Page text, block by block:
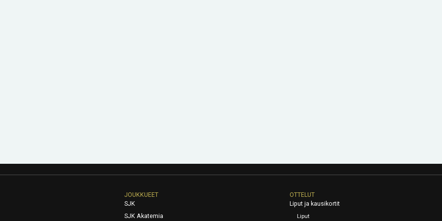
JOUKKUEET
SJK
SJK Akatemia
OTTELUT
Liput ja kausikortit
Liput